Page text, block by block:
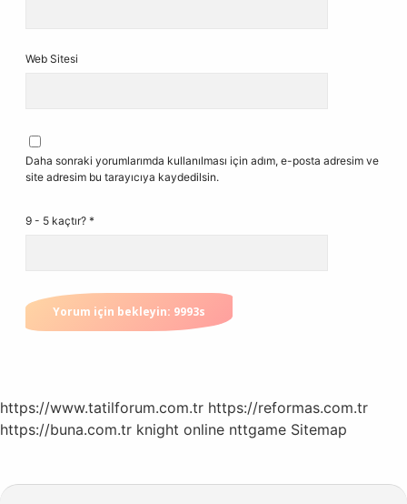
Web Sitesi
Daha sonraki yorumlarımda kullanılması için adım, e-posta adresim ve
site adresim bu tarayıcıya kaydedilsin.
9 - 5 kaçtır? *
https://www.tatilforum.com.tr https://reformas.com.tr
https://buna.com.tr knight online nttgame Sitemap